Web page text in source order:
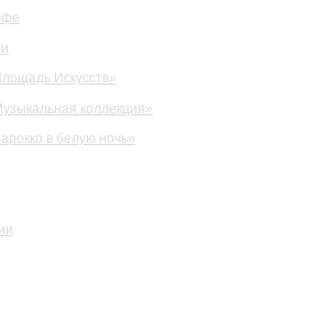
Искусств»
коллекция»
в белую ночь»